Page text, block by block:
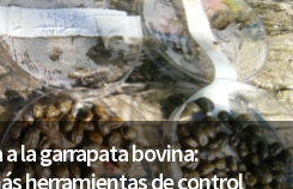
la garrapata bovina:
herramientas de control